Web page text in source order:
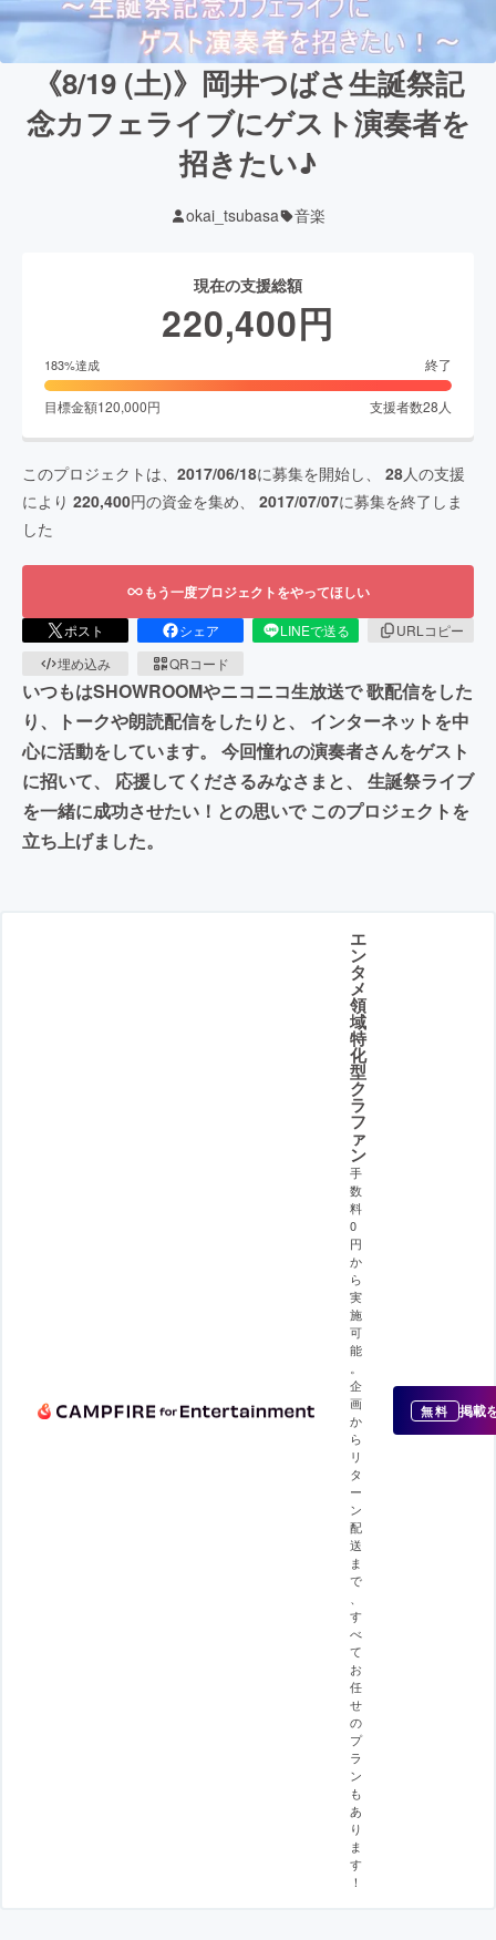
《8/19 (土)》岡井つばさ生誕祭記
念カフェライブにゲスト演奏者を
招きたい♪
okai_tsubasa 音楽
現在の支援総額
220,400円
183%達成 終了
目標金額120,000円 支援者数28 人
このプロジェクトは、 2017/06/18に募集を開始し、 28人の支援
により 220,400円の資金を集め、 2017/07/07に募集を終了しま
した
もう一度プロジェクトをやってほしい
ポスト シェア LINEで送る
URLコピー
埋め込み
QRコード
いつもはSHOWROOMやニコニコ生放送で 歌配信をした
り、トークや朗読配信をしたりと、 インターネットを中
心に活動をしています。 今回憧れの演奏者さんをゲスト
に招いて、 応援してくださるみなさまと、 生誕祭ライブ
を一緒に成功させたい！との思いで このプロジェクトを
立ち上げました。
エ
ン
タ
メ
領
域
特
化
型
ク
ラ
フ
ァ
ン
手
数
料
0
円
か
ら
実
施
可
能
。
企
画
か
ら
リ
タ
ー
ン
配
送
ま
で
、
す
べ
て
お
任
せ
の
プ
ラ
ン
も
あ
り
ま
す
！
無料 掲載